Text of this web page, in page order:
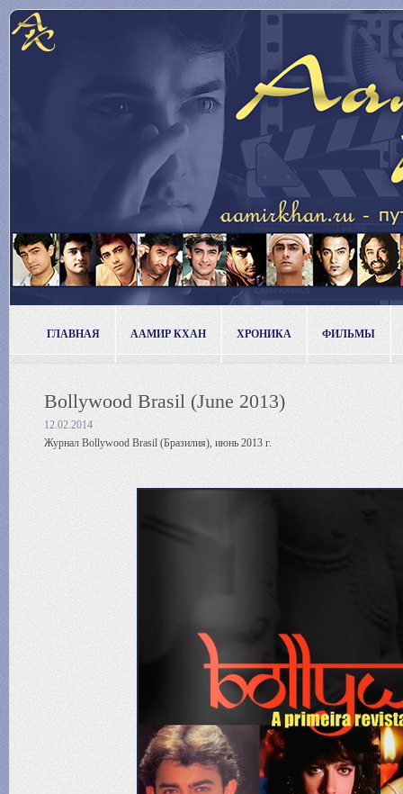
ГЛАВНАЯ ААМИР КХАН ХРОНИКА ФИЛЬМЫ
Bollywood Brasil (June 2013)
12.02.2014
Журнал Bollywood Brasil (Бразилия), июнь 2013 г.